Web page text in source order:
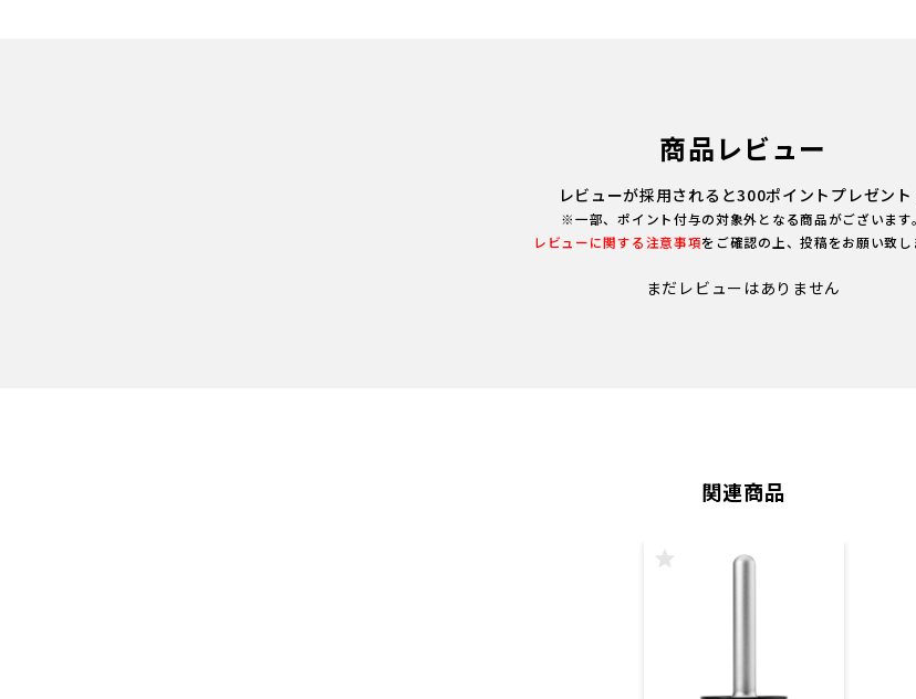
商品レビュー
レビューが採用されると300ポイントプレゼント
※一部、ポイント付与の対象外となる商品がございます。
レビューに関する注意事項をご確認の上、投稿をお願い致し
まだレビューはありません
関連商品